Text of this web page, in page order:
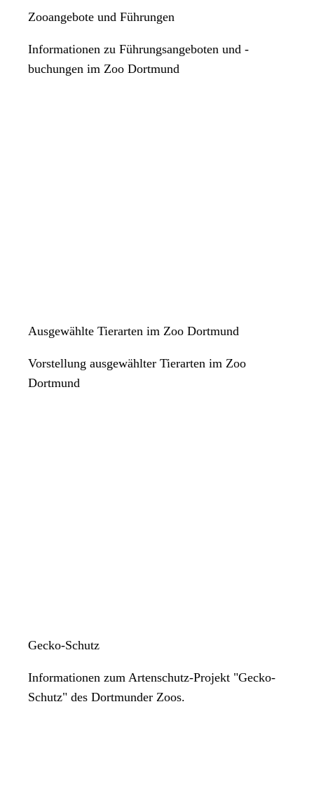
Zooangebote und Führungen
Informationen zu Führungsangeboten und -
buchungen im Zoo Dortmund
Ausgewählte Tierarten im Zoo Dortmund
Vorstellung ausgewählter Tierarten im Zoo
Dortmund
Gecko-Schutz
Informationen zum Artenschutz-Projekt "Gecko-
Schutz" des Dortmunder Zoos.